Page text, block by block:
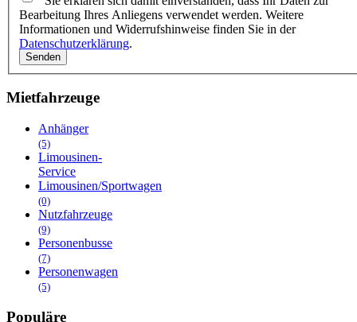
Bearbeitung Ihres Anliegens verwendet werden. Weitere
Informationen und Widerrufshinweise finden Sie in der
Datenschutzerklärung.
Senden
Mietfahrzeuge
Anhänger
(5)
Limousinen-
Service
Limousinen/Sportwagen
(0)
Nutzfahrzeuge
(9)
Personenbusse
(7)
Personenwagen
(5)
Populäre